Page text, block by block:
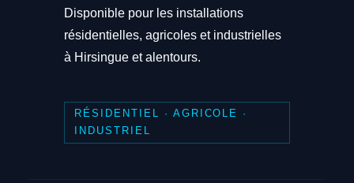
Disponible pour les installations
résidentielles, agricoles et industrielles
à Hirsingue et alentours.
RÉSIDENTIEL · AGRICOLE ·
INDUSTRIEL